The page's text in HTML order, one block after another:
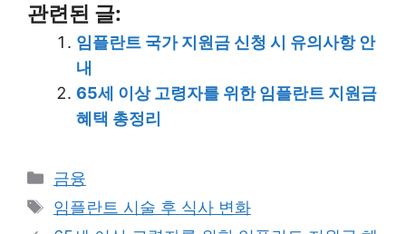
관련된 글:
임플란트 국가 지원금 신청 시 유의사항 안
내
65세 이상 고령자를 위한 임플란트 지원금
혜택 총정리
Categories
금융
Tags
임플란트 시술 후 식사 변화